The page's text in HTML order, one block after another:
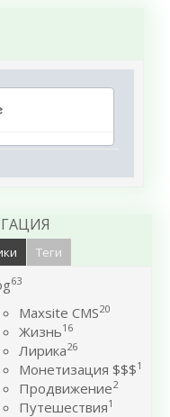
Теги
63
Maxsite CMS20
Жизнь16
Лирика26
Монетизация $$$1
Продвижение2
Путешествия1